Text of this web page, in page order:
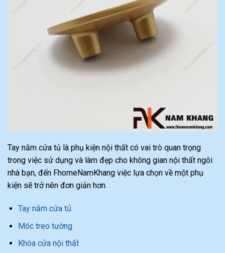
Tay nắm cửa tủ là phụ kiện nội thất có vai trò quan trọng
trong việc sử dụng và làm đẹp cho không gian nội thất ngôi
nhà bạn, đến FhomeNamKhang việc lựa chọn về một phụ
kiện sẽ trở nên đơn giản hơn.
Tay nắm cửa tủ
Móc treo tường
Khóa cửa nội thất